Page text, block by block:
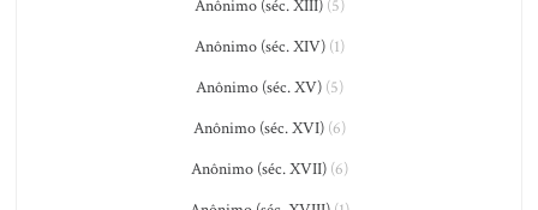
Anônimo (séc. XIII)(5)
Anônimo (séc. XIV)(1)
Anônimo (séc. XV)(5)
Anônimo (séc. XVI)(6)
Anônimo (séc. XVII)(6)